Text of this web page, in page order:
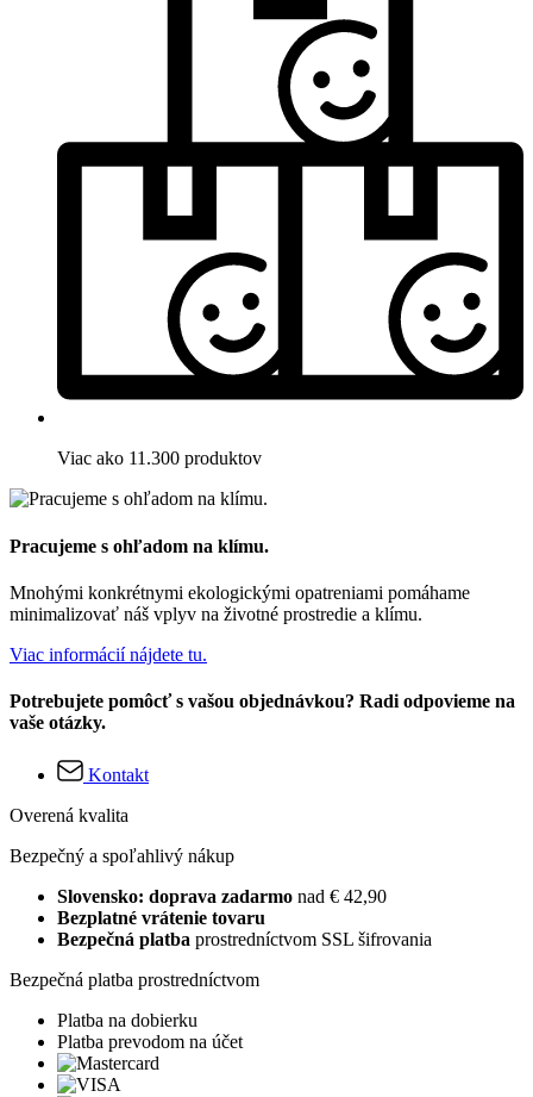
Viac ako 11.300 produktov
Pracujeme s ohľadom na klímu.
Mnohými konkrétnymi ekologickými opatreniami pomáhame
minimalizovať náš vplyv na životné prostredie a klímu.
Viac informácií nájdete tu.
Potrebujete pomôcť s vašou objednávkou? Radi odpovieme na
vaše otázky.
Kontakt
Overená kvalita
Bezpečný a spoľahlivý nákup
Slovensko: doprava zadarmo nad € 42,90
Bezplatné vrátenie tovaru
Bezpečná platba prostredníctvom SSL šifrovania
Bezpečná platba prostredníctvom
Platba na dobierku
Platba prevodom na účet